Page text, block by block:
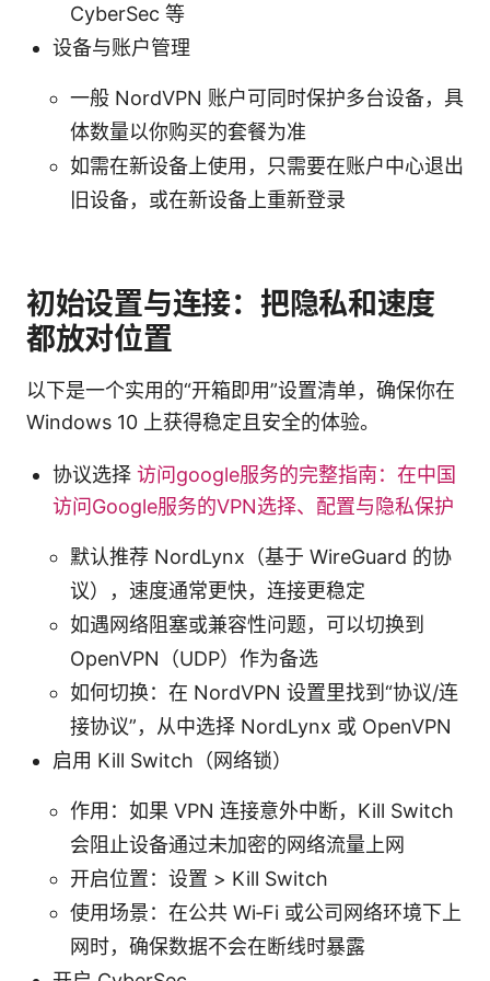
CyberSec 等
设备与账户管理
一般 NordVPN 账户可同时保护多台设备，具
体数量以你购买的套餐为准
如需在新设备上使用，只需要在账户中心退出
旧设备，或在新设备上重新登录
初始设置与连接：把隐私和速度
都放对位置
以下是一个实用的“开箱即用”设置清单，确保你在
Windows 10 上获得稳定且安全的体验。
协议选择 访问google服务的完整指南：在中国
访问Google服务的VPN选择、配置与隐私保护
默认推荐 NordLynx（基于 WireGuard 的协
议），速度通常更快，连接更稳定
如遇网络阻塞或兼容性问题，可以切换到
OpenVPN（UDP）作为备选
如何切换：在 NordVPN 设置里找到“协议/连
接协议”，从中选择 NordLynx 或 OpenVPN
启用 Kill Switch（网络锁）
作用：如果 VPN 连接意外中断，Kill Switch
会阻止设备通过未加密的网络流量上网
开启位置：设置 > Kill Switch
使用场景：在公共 Wi‑Fi 或公司网络环境下上
网时，确保数据不会在断线时暴露